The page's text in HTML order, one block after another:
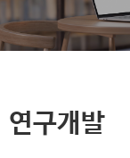
연구개발